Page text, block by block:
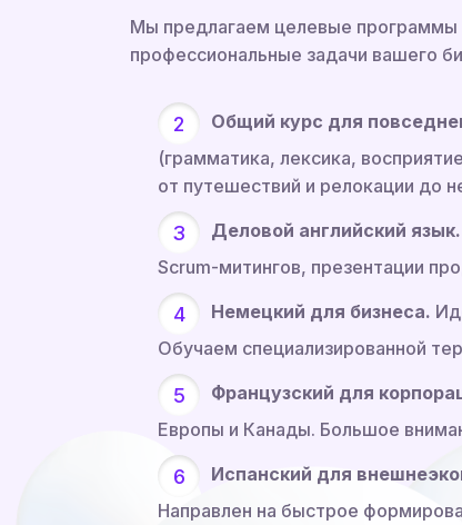
Мы предлагаем целевые программы
профессиональные задачи вашего
Общий курс для
(грамматика, лексика,
от путешествий и релокации до
Деловой английский язык.
Scrum-митингов, презентации
Немецкий для бизнеса.
Обучаем специализированной
Французский для
Европы и Канады. Большое
Испанский для
Направлен на быстрое